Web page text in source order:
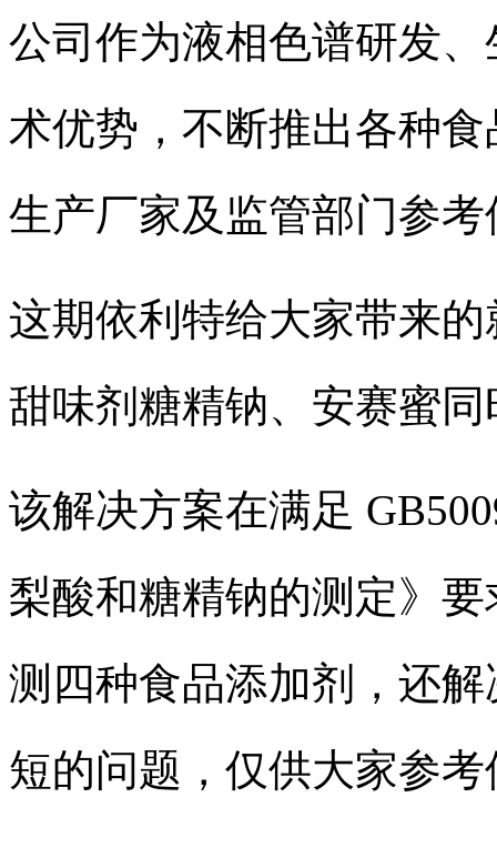
公司作为液相色谱研发
术优势，不断推出各种
生产厂家及监管部门参考
这期依利特给大家带来
甜味剂糖精钠、安赛蜜
该解决方案在满足
梨酸和糖精钠的测定》
测四种食品添加剂，还
短的问题，仅供大家参考